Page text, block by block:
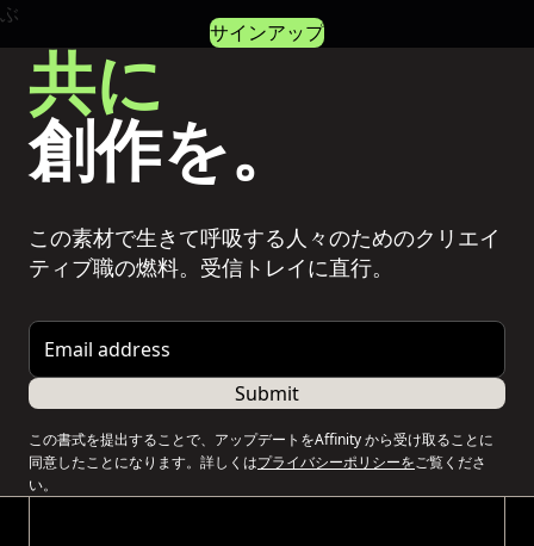
サインアップ
共に
創作を。
この素材で生きて呼吸する人々のためのクリエイ
ティブ職の燃料。受信トレイに直行。
Email address
Submit
この書式を提出することで、アップデートをAffinity から受け取ることに
同意したことになります。詳しくはプライバシーポリシーをご覧くださ
い。